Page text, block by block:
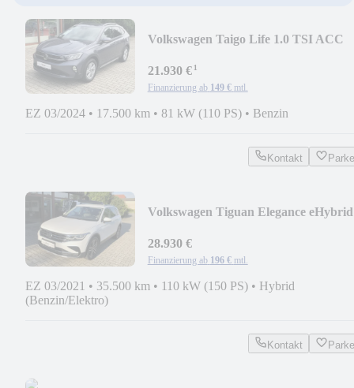
Volkswagen Taigo Life 1.0 TSI ACC
21.930 €¹
Finanzierung ab 149 € mtl.
EZ 03/2024 • 17.500 km • 81 kW (110 PS) • Benzin
Kontakt
Volkswagen Tiguan Elegance eHybrid
28.930 €
Finanzierung ab 196 € mtl.
EZ 03/2021 • 35.500 km • 110 kW (150 PS) • Hybrid
(Benzin/Elektro)
Kontakt